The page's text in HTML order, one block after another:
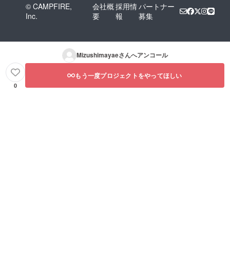
© CAMPFIRE,
Inc.
会社概
要
採用情
報
パートナー
募集
Mizushimayaeさんへアンコール
0
もう一度プロジェクトをやってほしい